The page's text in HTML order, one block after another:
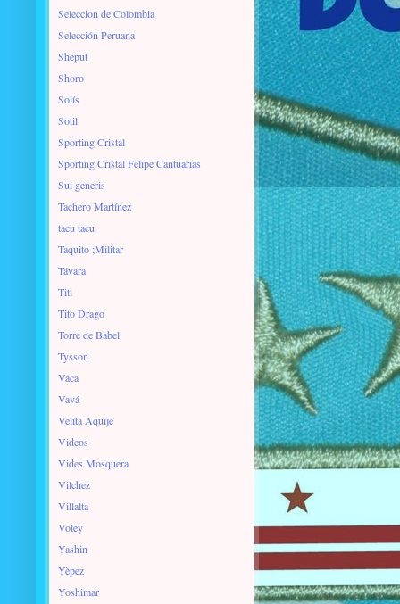
Seleccion de Colombia
Selección Peruana
Sheput
Shoro
Solís
Sotil
Sporting Cristal
Sporting Cristal Felipe Cantuarias
Sui generis
Tachero Martínez
tacu tacu
Taquito ;Militar
Távara
Titi
Tito Drago
Torre de Babel
Tysson
Vaca
Vavá
Velita Aquije
Videos
Vides Mosquera
Vilchez
Villalta
Voley
Yashin
Yèpez
Yoshimar